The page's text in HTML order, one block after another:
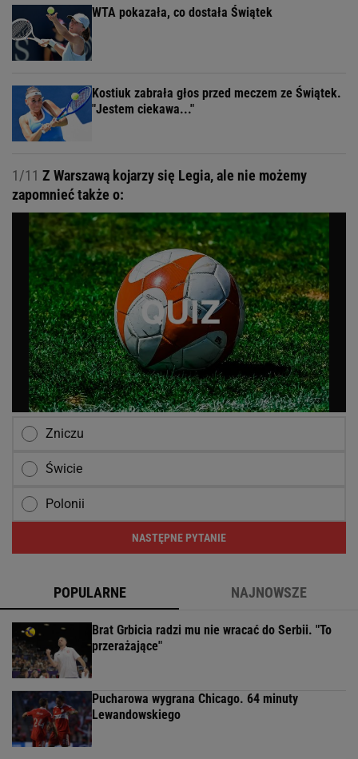
WTA pokazała, co dostała Świątek
Kostiuk zabrała głos przed meczem ze Świątek.
"Jestem ciekawa..."
1/11 Z Warszawą kojarzy się Legia, ale nie możemy
zapomnieć także o:
Zniczu
Świcie
Polonii
NASTĘPNE PYTANIE
POPULARNE NAJNOWSZE
Brat Grbicia radzi mu nie wracać do Serbii. "To
przerażające"
Pucharowa wygrana Chicago. 64 minuty
Lewandowskiego